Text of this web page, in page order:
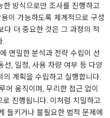
방식으로만 조사를 진행하고
이 가능하도록 체계적으로 구성
다 더 중요한 것은 그 과정의 적
.
면밀한 분석과 전략 수립이 선
선, 일정, 사용 차량 여부 등 다양
계획을 수립하고 실행합니다.
어 움직이며, 무리한 접근 없이
진행됩니다. 이처럼 치밀하고
들키거나 불필요한 법적 문제에